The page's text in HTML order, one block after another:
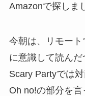
Amazonで探しま
今朝は、リモー
に意識して読ん
Scary Partyでは
Oh no!の部分を